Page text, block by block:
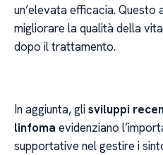
un’elevata efficacia.
migliorare la qualità della
dopo il trattamento.
In aggiunta, glisviluppi
linfoma evidenziano
supportative nel gestire i